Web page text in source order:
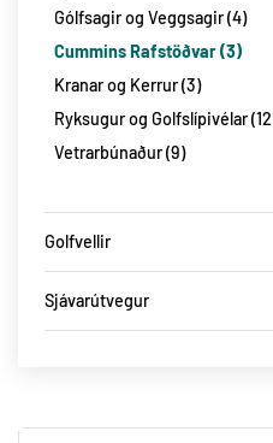
Hlifðarfatnaður og aukahlutir
Flugnagildrur 3
Gólfsagir og Veggsagir 4
Cummins Rafstöðvar 3
Kranar og Kerrur 3
Ryksugur og Golfslípivélar 12
Vetrarbúnaður 9
Golfvellir
Golfbílar 7
Ransome Jacobsen 3
Fræ og Áburður 1
Sjávarútvegur